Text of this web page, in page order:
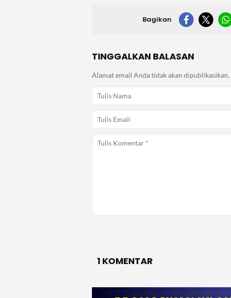
Bagikan
TINGGALKAN BALASAN
Alamat email Anda tidak akan dipublikasikan.
1 KOMENTAR